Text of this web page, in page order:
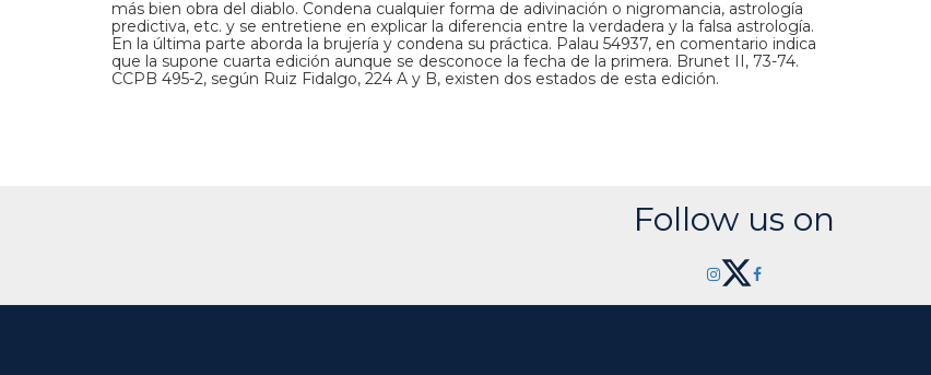
más bien obra del diablo. Condena cualquier forma de adivinación o nigromancia, astrología
predictiva, etc. y se entretiene en explicar la diferencia entre la verdadera y la falsa astrología.
En la última parte aborda la brujería y condena su práctica. Palau 54937, en comentario indica
que la supone cuarta edición aunque se desconoce la fecha de la primera. Brunet II, 73-74.
CCPB 495-2, según Ruiz Fidalgo, 224 A y B, existen dos estados de esta edición.
Follow us on